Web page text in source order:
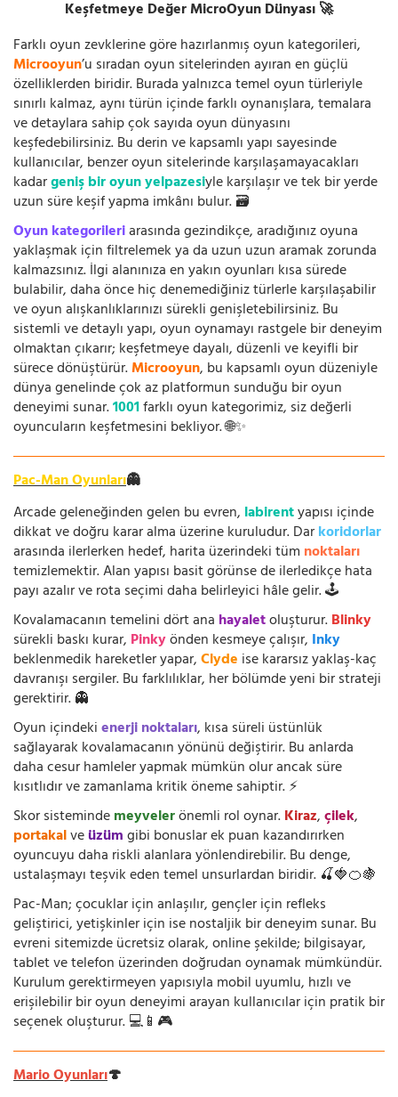
Keşfetmeye Değer MicroOyun Dünyası 🚀
Farklı oyun zevklerine göre hazırlanmış oyun kategorileri,
Microoyun’u sıradan oyun sitelerinden ayıran en güçlü
özelliklerden biridir. Burada yalnızca temel oyun türleriyle
sınırlı kalmaz, aynı türün içinde farklı oynanışlara, temalara
ve detaylara sahip çok sayıda oyun dünyasını
keşfedebilirsiniz. Bu derin ve kapsamlı yapı sayesinde
kullanıcılar, benzer oyun sitelerinde karşılaşamayacakları
kadargeniş bir oyun yelpazesiyle karşılaşır ve tek bir yerde
uzun süre keşif yapma imkânı bulur. 🗃️
Oyun kategorileriarasında gezindikçe, aradığınız oyuna
yaklaşmak için filtrelemek ya da uzun uzun aramak zorunda
kalmazsınız. İlgi alanınıza en yakın oyunları kısa sürede
bulabilir, daha önce hiç denemediğiniz türlerle karşılaşabilir
ve oyun alışkanlıklarınızı sürekli genişletebilirsiniz. Bu
sistemli ve detaylı yapı, oyun oynamayı rastgele bir deneyim
olmaktan çıkarır; keşfetmeye dayalı, düzenli ve keyifli bir
sürece dönüştürür.Microoyun, bu kapsamlı oyun düzeniyle
dünya genelinde çok az platformun sunduğu bir oyun
deneyimi sunar.1001farklı oyun kategorimiz, siz değerli
oyuncuların keşfetmesini bekliyor. 🌐✨
Pac-Man Oyunları👻
Arcade geleneğinden gelen bu evren, labirentyapısı içinde
dikkat ve doğru karar alma üzerine kuruludur. Darkoridorlar
arasında ilerlerken hedef, harita üzerindeki tüm noktaları
temizlemektir. Alan yapısı basit görünse de ilerledikçe hata
payı azalır ve rota seçimi daha belirleyici hâle gelir. 🕹️
Kovalamacanın temelini dört ana hayaletoluşturur.Blinky
sürekli baskı kurar, Pinkyönden kesmeye çalışır, Inky
beklenmedik hareketler yapar,Clyde ise kararsız yaklaş-kaç
davranışı sergiler. Bu farklılıklar, her bölümde yeni bir strateji
gerektirir. 👻
Oyun içindekienerji noktaları, kısa süreli üstünlük
sağlayarak kovalamacanın yönünü değiştirir. Bu anlarda
daha cesur hamleler yapmak mümkün olur ancak süre
kısıtlıdır ve zamanlama kritik öneme sahiptir. ⚡
Skor sistemindemeyvelerönemli rol oynar.Kiraz,çilek,
portakalveüzümgibi bonuslar ek puan kazandırırken
oyuncuyu daha riskli alanlara yönlendirebilir. Bu denge,
ustalaşmayı teşvik eden temel unsurlardan biridir. 🍒🍓🍊🍇
Pac-Man; çocuklar için anlaşılır, gençler için refleks
geliştirici, yetişkinler için ise nostaljik bir deneyim sunar. Bu
evreni sitemizde ücretsiz olarak, online şekilde; bilgisayar,
tablet ve telefon üzerinden doğrudan oynamak mümkündür.
Kurulum gerektirmeyen yapısıyla mobil uyumlu, hızlı ve
erişilebilir bir oyun deneyimi arayan kullanıcılar için pratik bir
seçenek oluşturur. 💻📱🎮
Mario Oyunları🍄